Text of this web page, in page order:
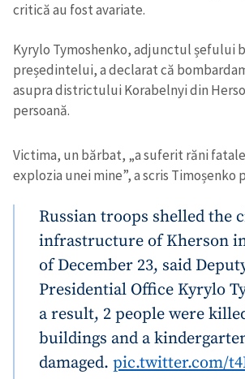
critică au fost avariate.
Kyrylo Tymoshenko, adjunctul șefului
președintelui, a declarat că
asupra districtului Korabelnyi din
persoană.
Victima, un bărbat, „a suferit răni
explozia unei mine”, a scris Timoșenko
Russian troops shelled the
infrastructure of Kherson
of December 23, said
Presidential Office Kyrylo
a result, 2 people were
buildings and a
damaged. pic.twitter.com/